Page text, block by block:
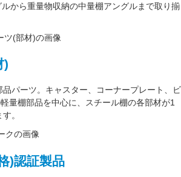
ルから重量物収納の中量棚アングルまで取り揃
)
品パーツ。 キャスター、 コーナープレート 、
ビ
量棚部品を中心に、スチール棚の各部材が1
。
)認証製品